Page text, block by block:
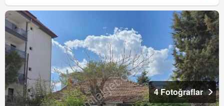
4 Fotoğraflar